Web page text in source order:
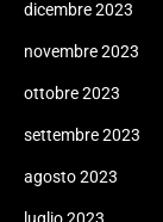
dicembre 2023
novembre 2023
ottobre 2023
settembre 2023
agosto 2023